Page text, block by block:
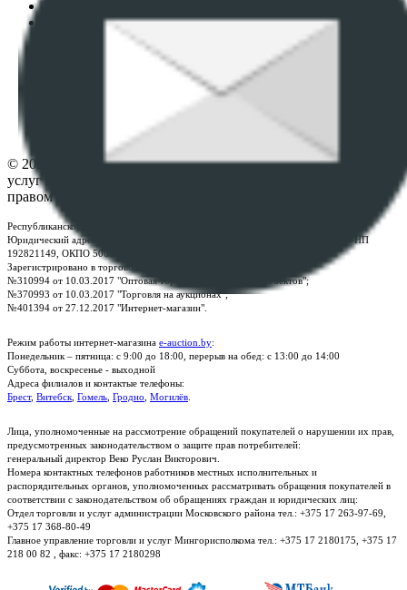
Политика в отношении обработки персональных
ПОЛОЖЕНИЕ О ПОЛИТИКЕ ОБРАБОТКИ COOKIE-
Настройки cookie-файлов
© 2026 Республиканское унитарное предприятие по оказанию
услуг "БелЮрОбеспечение" - Все права защищены авторским
правом
Республиканское унитарное предприятие по оказанию услуг "БелЮрОбеспечение"
Юридический адрес: г. Минск, пр-т. Дзержинского, 1Б, e-mail:
, УНП
192821149, ОКПО 500111895000
Зарегистрировано в торговом реестре Республики Беларусь:
№310994 от 10.03.2017 "Оптовая торговля без торговых объектов";
№370993 от 10.03.2017 "Торговля на аукционах";
№401394 от 27.12.2017 "Интернет-магазин".
Режим работы интернет-магазина e-auction.by:
Понедельник – пятница: с 9:00 до 18:00, перерыв на обед: с 13:00 до 14:00
Суббота, воскресенье - выходной
Адреса филиалов и контактые телефоны:
Брест, Витебск Гомель Гродно Могилёв
Лица, уполномоченные на рассмотрение обращений покупателей о нарушении их прав,
предусмотренных законодательством о защите прав потребителей:
генеральный директор Веко Руслан Викторович.
Номера контактных телефонов работников местных исполнительных и
распорядительных органов, уполномоченных рассматривать обращения покупателей в
соответствии с законодательством об обращениях граждан и юридических лиц:
Отдел торговли и услуг администрации Московского района тел.: +375 17 263-97-69,
+375 17 368-80-49
Главное управление торговли и услуг Мингорисполкома тел.: +375 17 2180175, +375 17
218 00 82 , факс: +375 17 2180298